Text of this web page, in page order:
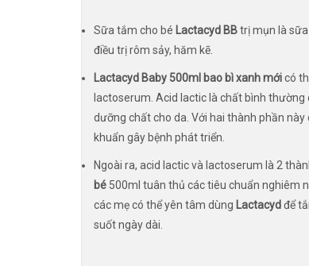
Sữa tắm cho bé Lactacyd BBtrị mụn là
điều trị rôm sảy, hăm kẽ.
Lactacyd Baby 500ml bao bì xanh mớicó
lactoserum. Acid lactic là chất bình
dưỡng chất cho da. Với hai thành phần
khuẩn gây bệnh phát triển.
Ngoài ra, acid lactic và lactoserum là 2
bé 500ml tuân thủ các tiêu chuẩn nghiêm
các mẹ có thể yên tâm dùng Lactacydđể
suốt ngày dài.